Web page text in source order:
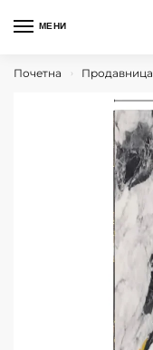
МЕНИ
Почетна › Продавница